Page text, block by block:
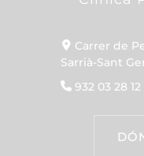
Carrer de
Sarrià-Sant
932 03 28 12